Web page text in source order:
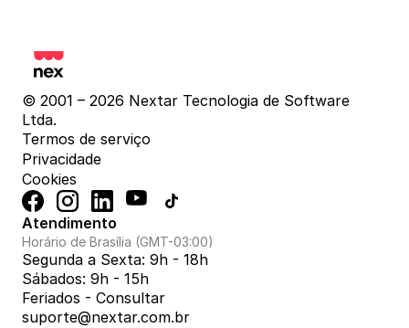
© 2001 – 2026 Nextar Tecnologia de Software
Ltda.
Termos de serviço
Privacidade
Cookies
Atendimento
Horário de Brasília (GMT-03:00)
Segunda a Sexta: 9h - 18h
Sábados: 9h - 15h
Feriados - Consultar
suporte@nextar.com.br